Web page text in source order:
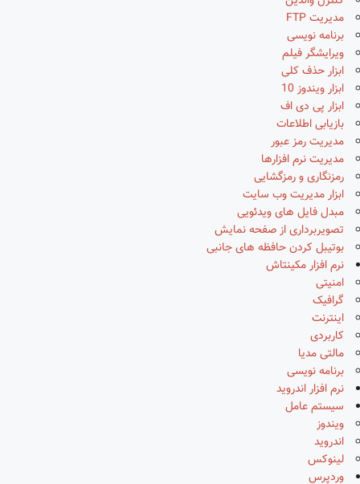
مدیریت FTP
برنامه نویسی
ویرایشگر فیلم
ابزار حذف کلی
ابزار ویندوز 10
ابزار پی دی اف
بازیابی اطلاعات
مدیریت رمز عبور
مدیریت نرم افزارها
رمزنگاری و رمزگشایی
ابزار مدیریت وب سایت
مبدل فایل های ویدئویی
تصویربرداری از صفحه نمایش
بوتیبل کردن حافظه های جانبی
نرم افزار مکینتاش
امنیتی
گرافیک
اینترنت
کاربردی
مالتی مدیا
برنامه نویسی
نرم افزار اندروید
سیستم عامل
ویندوز
اندروید
لینوکس
وردپرس